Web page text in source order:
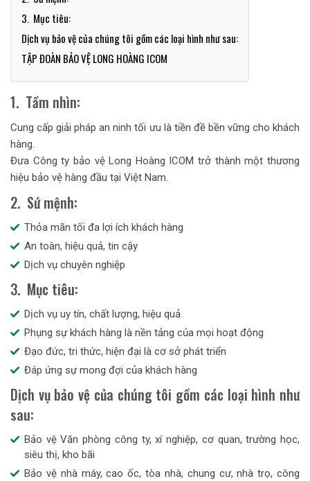
3. Mục tiêu:
Dịch vụ bảo vệ của chúng tôi gồm các loại hình như sau:
TẬP ĐOÀN BẢO VỆ LONG HOÀNG ICOM
1. Tầm nhìn:
Cung cấp giải pháp an ninh tối ưu là tiền đề bền vững cho khách
hàng.
Đưa Công ty bảo vệ Long Hoàng ICOM trở thành một thương
hiệu bảo vệ hàng đầu tại Việt Nam.
2. Sứ mệnh:
Thỏa mãn tối đa lợi ích khách hàng
An toàn, hiệu quả, tin cậy
Dịch vụ chuyên nghiệp
3. Mục tiêu:
Dịch vụ uy tín, chất lượng, hiệu quả
Phụng sự khách hàng là nền tảng của mọi hoạt động
Đạo đức, tri thức, hiện đại là cơ sở phát triển
Đáp ứng sự mong đợi của khách hàng
Dịch vụ bảo vệ của chúng tôi gồm các loại hình như
sau:
Bảo vệ Văn phòng công ty, xí nghiệp, cơ quan, trường học,
siêu thị, kho bãi
Bảo vệ nhà máy, cao ốc, tòa nhà, chung cư, nhà trọ, công